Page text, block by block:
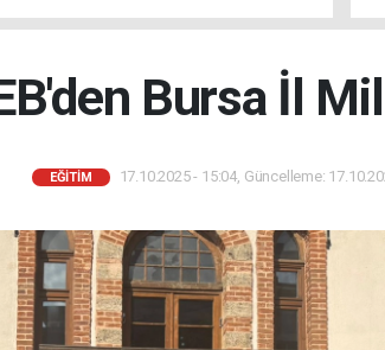
Bursa İl
EĞİTİM 17.10.2025 - 15:04, Güncelleme: